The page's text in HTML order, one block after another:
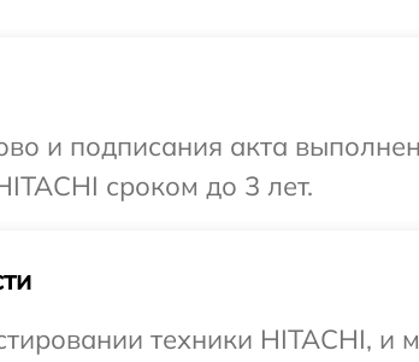
и подписания акта
сроком до 3 лет.
техники HITACHI, и